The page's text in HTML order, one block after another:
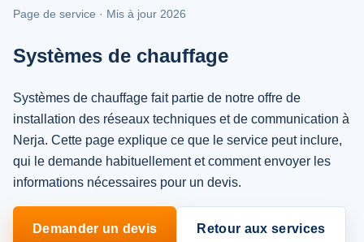
Page de service · Mis à jour 2026
Systèmes de chauffage
Systèmes de chauffage fait partie de notre offre de
installation des réseaux techniques et de communication à
Nerja. Cette page explique ce que le service peut inclure,
qui le demande habituellement et comment envoyer les
informations nécessaires pour un devis.
Demander un devis Retour aux services